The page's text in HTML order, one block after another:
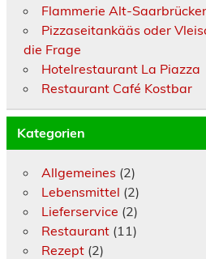
Flammerie Alt-
Pizzaseitankääs oder
die Frage
Hotelrestaurant La Piazza
Restaurant Café Kostbar
Kategorien
Allgemeines (2)
Lebensmittel (2)
Lieferservice (2)
Restaurant(11)
Rezept(2)